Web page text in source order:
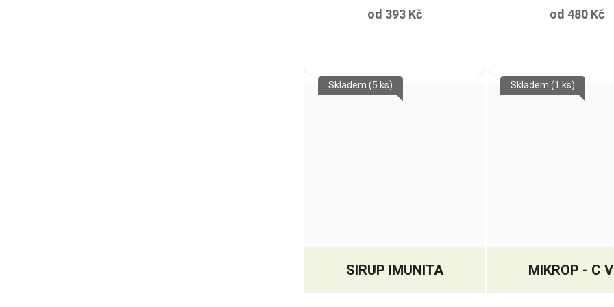
od 393 Kč od 480 Kč
SIRUP IMUNITA
Skladem (5 ks)
MIKROP - C
Skladem (1 ks)